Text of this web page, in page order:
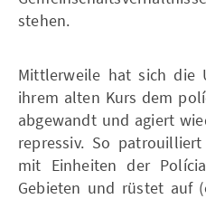
stehen.
Mittlerweile hat sich die
ihrem alten Kurs dem
abgewandt und agiert
repressiv. So
mit Einheiten der
Gebieten und rüstet auf